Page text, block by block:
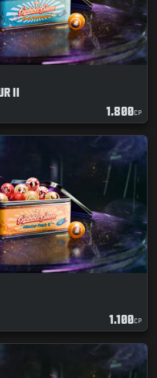
II
1.800CP
1.100CP